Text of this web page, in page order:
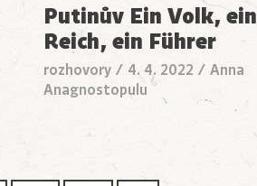
Putinův Ein Volk, ein
Reich, ein Führer
rozhovory / 4. 4. 2022 /Anna
Anagnostopulu